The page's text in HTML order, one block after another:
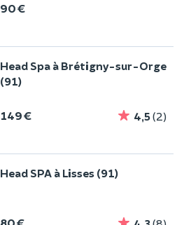
90 €
Head Spa à Brétigny-sur-Orge
(91)
149 € 4,5(2)
Head SPA à Lisses (91)